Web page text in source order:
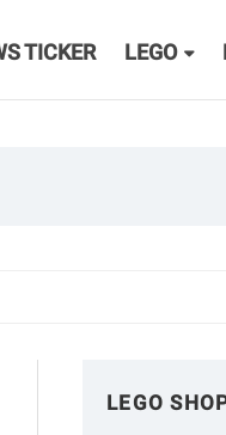
TICKER LEGO
LEGO